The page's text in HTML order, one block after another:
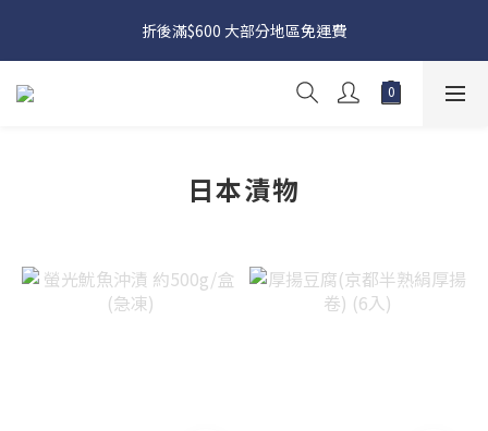
日本接近假期，貨源較不穩定；如想在 8 月 11 日至 8 月 15 日收
貨，請務必於 8 月 10 日前落單
折後滿$600 大部分地區免運費
日本接近假期，貨源較不穩定；如想在 8 月 11 日至 8 月 15 日收
貨，請務必於 8 月 10 日前落單
日本漬物